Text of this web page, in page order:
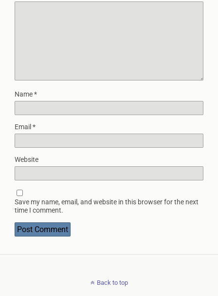
Name*
Email*
Website
Save my name, email, and website in this browser for the next
time I comment.
Back to top